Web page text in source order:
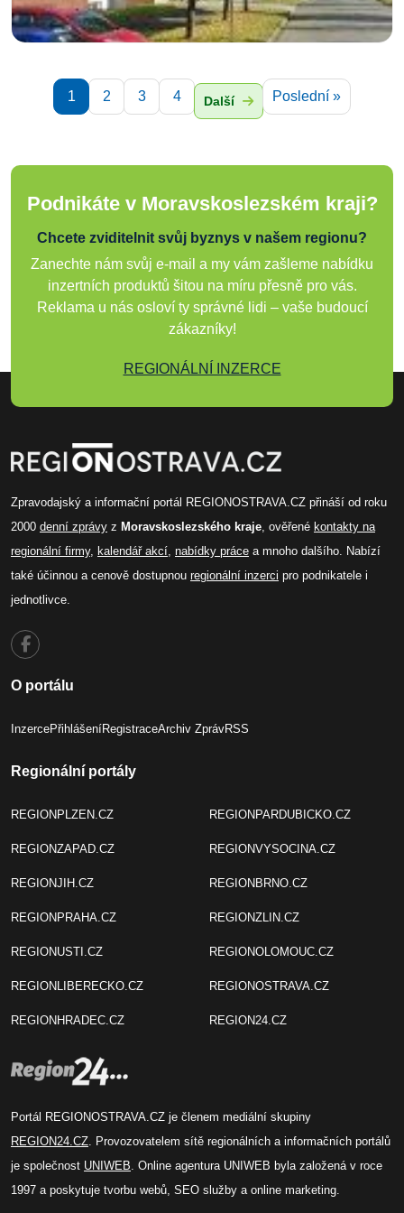
1 2 3 4 Další Poslední »
Podnikáte v Moravskoslezském kraji?
Chcete zviditelnit svůj byznys v našem regionu?
Zanechte nám svůj e-mail a my vám zašleme nabídku
inzertních produktů šitou na míru přesně pro vás.
Reklama u nás osloví ty správné lidi – vaše budoucí
zákazníky!
REGIONÁLNÍ INZERCE
Zpravodajský a informační portál REGIONOSTRAVA.CZ přináší od roku
2000 denní zprávy z Moravskoslezského kraje , ověřené kontakty na
regionální firmy, kalendář akcí nabídky práce a mnoho dalšího. Nabízí
také účinnou a cenově dostupnou regionální inzerci pro podnikatele i
jednotlivce.
O portálu
InzercePřihlášeníRegistraceArchiv ZprávRSS
Regionální portály
REGIONPLZEN.CZ
REGIONZAPAD.CZ
REGIONJIH.CZ
REGIONPRAHA.CZ
REGIONUSTI.CZ
REGIONLIBERECKO.CZ
REGIONHRADEC.CZ
REGIONPARDUBICKO.CZ
REGIONVYSOCINA.CZ
REGIONBRNO.CZ
REGIONZLIN.CZ
REGIONOLOMOUC.CZ
REGIONOSTRAVA.CZ
REGION24.CZ
Portál REGIONOSTRAVA.CZ je členem mediální skupiny
REGION24.CZ . Provozovatelem sítě regionálních a informačních portálů
je společnost UNIWEB . Online agentura UNIWEB byla založená v roce
1997 a poskytuje tvorbu webů, SEO služby a online marketing.